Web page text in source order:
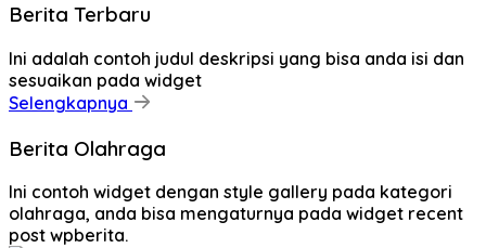
Berita Terbaru
Ini adalah contoh judul deskripsi yang bisa anda isi dan
sesuaikan pada widget
Selengkapnya
Berita Olahraga
Ini contoh widget dengan style gallery pada kategori
olahraga, anda bisa mengaturnya pada widget recent
post wpberita.